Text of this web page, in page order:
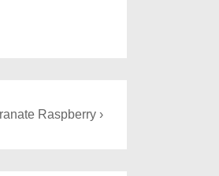
Raspberry ›